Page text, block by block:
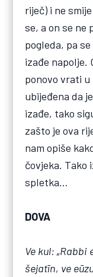
riječ) i ne
se, a on se ne
pogleda, pa
izađe napolje.
ponovo vrati
ubijeđena da
izađe, tako
zašto je ova
nam opiše
čovjeka. Tako
spletka…
DOVA
Ve kul: „Rabbi
šejatīn, ve eū